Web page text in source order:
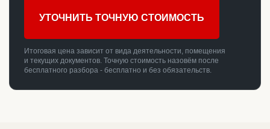
УТОЧНИТЬ ТОЧНУЮ СТОИМОСТЬ
Итоговая цена зависит от вида деятельности, помещения
и текущих документов. Точную стоимость назовём после
бесплатного разбора - бесплатно и без обязательств.